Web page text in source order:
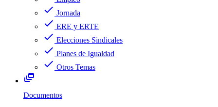
check Jornada
check ERE y ERTE
check Elecciones Sindicales
check Planes de Igualdad
check Otros Temas
dynamic_feed
Documentos